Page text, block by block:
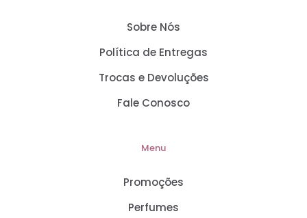
Sobre Nós
Política de Entregas
Trocas e Devoluções
Fale Conosco
Menu
Promoções
Perfumes